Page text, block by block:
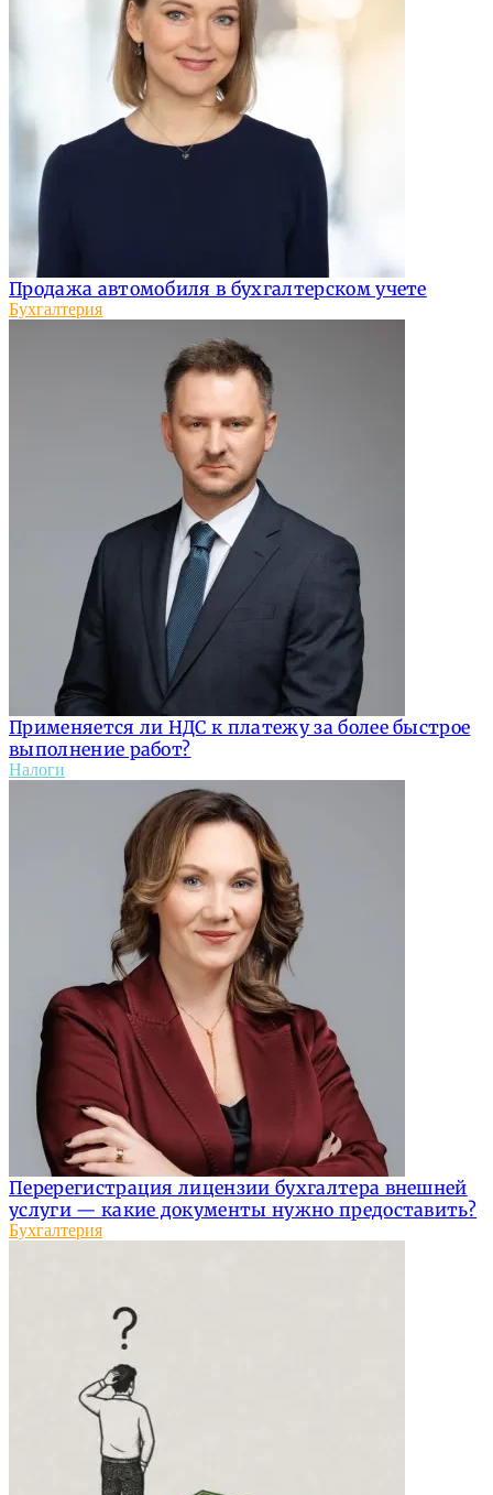
Продажа автомобиля в бухгалтерском учете
Бухгалтерия
Применяется ли НДС к платежу за более быстрое
выполнение работ?
Налоги
Перерегистрация лицензии бухгалтера внешней
услуги — какие документы нужно предоставить?
Бухгалтерия